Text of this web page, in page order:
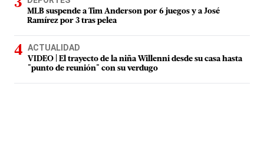
MLB suspende a Tim Anderson por 6 juegos y a José
Ramírez por 3 tras pelea
ACTUALIDAD
VIDEO | El trayecto de la niña Willenni desde su casa hasta
"punto de reunión" con su verdugo